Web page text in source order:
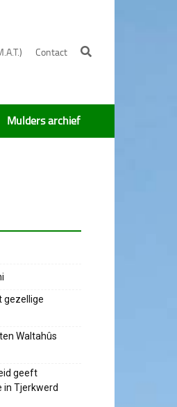
Contact
Mulders archief
gezellige
Waltahûs
geeft
in Tjerkwerd